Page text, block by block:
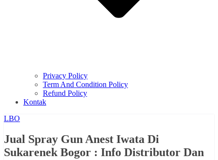
Privacy Policy
Term And Condition Policy
Refund Policy
Kontak
LBO
Jual Spray Gun Anest Iwata Di
Sukarenek Bogor : Info Distributor Dan